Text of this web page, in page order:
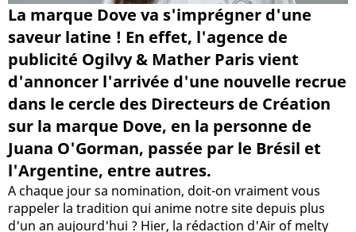
La marque Dove va s'imprégner d'une
saveur latine ! En effet, l'agence de
publicité Ogilvy & Mather Paris vient
d'annoncer l'arrivée d'une nouvelle recrue
dans le cercle des Directeurs de Création
sur la marque Dove, en la personne de
Juana O'Gorman, passée par le Brésil et
l'Argentine, entre autres.
A chaque jour sa nomination, doit-on vraiment vous
rappeler la tradition qui anime notre site depuis plus
d'un an aujourd'hui ? Hier, la rédaction d'Air of melty